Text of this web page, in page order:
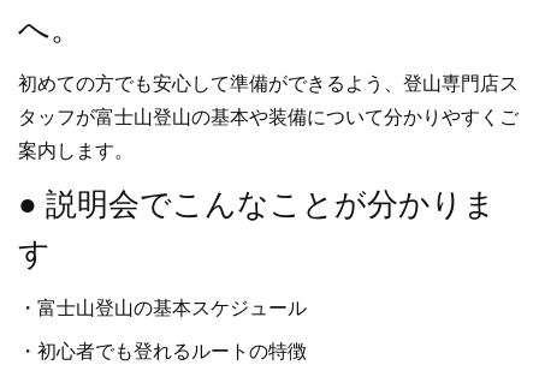
へ。
初めての方でも安心して準備ができるよう、登山専門店ス
タッフが富士山登山の基本や装備について分かりやすくご
案内します。
● 説明会でこんなことが分かりま
す
・富士山登山の基本スケジュール
・初心者でも登れるルートの特徴